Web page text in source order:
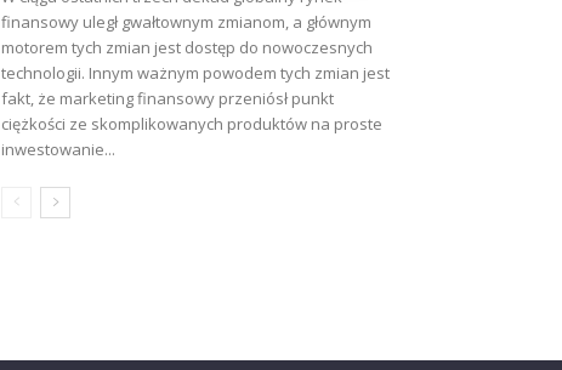
finansowy uległ gwałtownym zmianom, a głównym
motorem tych zmian jest dostęp do nowoczesnych
technologii. Innym ważnym powodem tych zmian jest
fakt, że marketing finansowy przeniósł punkt
ciężkości ze skomplikowanych produktów na proste
inwestowanie...